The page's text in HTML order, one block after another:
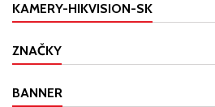
KAMERY-HIKVISION-SK
ZNAČKY
BANNER